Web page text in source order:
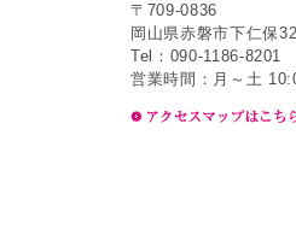
〒709-0836
岡山県赤磐市下仁保
Tel：090-1186-8201
営業時間：月～土